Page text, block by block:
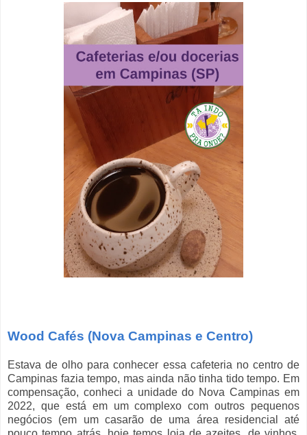
Wood Cafés (Nova Campinas e Centro)
Estava de olho para conhecer essa cafeteria no centro de
Campinas fazia tempo, mas ainda não tinha tido tempo. Em
compensação, conheci a unidade do Nova Campinas em
2022, que está em um complexo com outros pequenos
negócios (em um casarão de uma área residencial até